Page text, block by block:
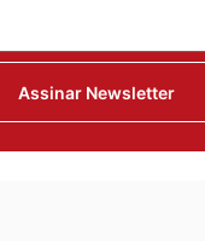
Assinar Newsletter